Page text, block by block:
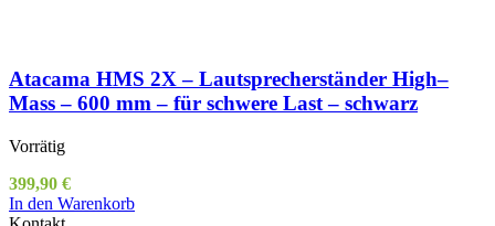
Atacama HMS 2X – Lautsprecherständer High–
Mass – 600 mm – für schwere Last – schwarz
Vorrätig
399,90 €
In den Warenkorb